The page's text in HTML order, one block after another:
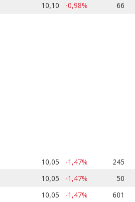
10,10 -0,98% 66
10,05 -1,47% 245
10,05 -1,47% 50
10,05 -1,47% 601